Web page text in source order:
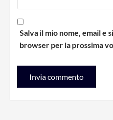
Salva il mio nome, email e
browser per la prossima